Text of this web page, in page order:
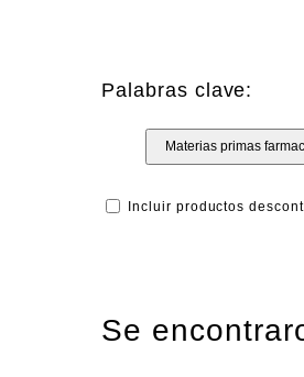
Palabras clave:
Materias primas
Incluir productos
Se